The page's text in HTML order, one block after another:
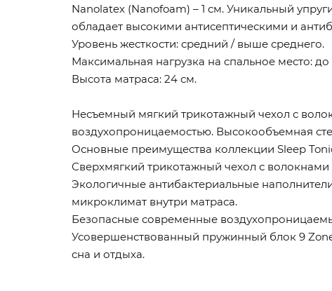
Nanolatex (Nanofoam) – 1 см. Уникальный
обладает высокими антисептическими и
Уровень жесткости: средний / выше среднего.
Максимальная нагрузка на спальное место: до
Высота матраса: 24 см.
Несъемный мягкий трикотажный чехол с
воздухопроницаемостью. Высокообъемная
Основные преимущества коллекции Sleep
Сверхмягкий трикотажный чехол с
Экологичные антибактериальные
микроклимат внутри матраса.
Безопасные современные
Усовершенствованный пружинный блок 9
сна и отдыха.